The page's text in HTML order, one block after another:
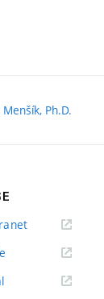
Ph.D.
(externí
(externí